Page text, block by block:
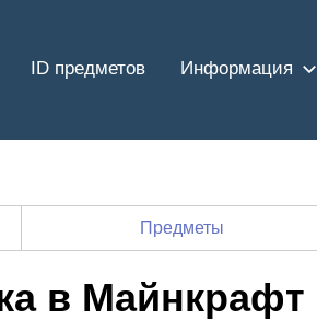
ID предметов Информация
Предметы
в Майнкрафт